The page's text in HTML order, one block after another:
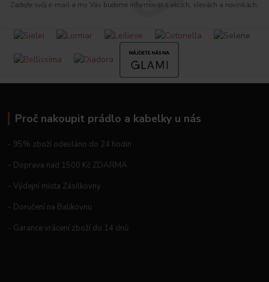
Zadejte svůj e-mail a my Vás budeme informovat o akcích, slevách a novinkách.
Proč nakoupit prádlo a kabelky u nás
- 95% zboží odesláno do 24 hodin
- Doprava nad 1500 Kč ZDARMA
- Výdejní místa Zásilkovny
- Doručení na Balíkovnu
- Garance vrácení zboží do 14 dnů